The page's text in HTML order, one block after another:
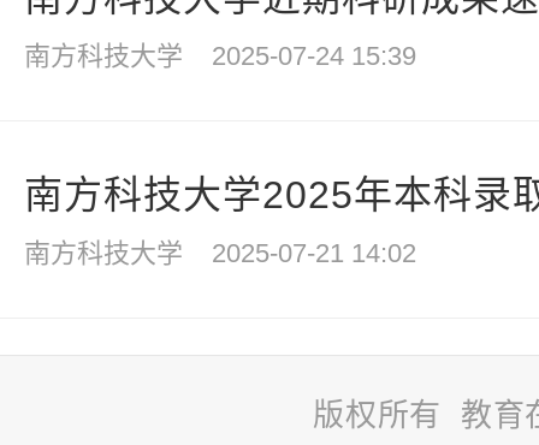
南方科技大学 2025-07-24 15:39
南方科技大学2025年本科录
南方科技大学 2025-07-21 14:02
版权所有 教育